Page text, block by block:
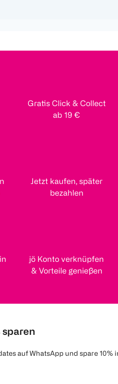
Gratis Click & Collect
ab 19 €
Jetzt kaufen, später
bezahlen
jö Konto verknüpfen
& Vorteile genießen
sparen
auf WhatsApp und spare 10%